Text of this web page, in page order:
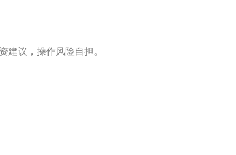
建议，操作风险自担。